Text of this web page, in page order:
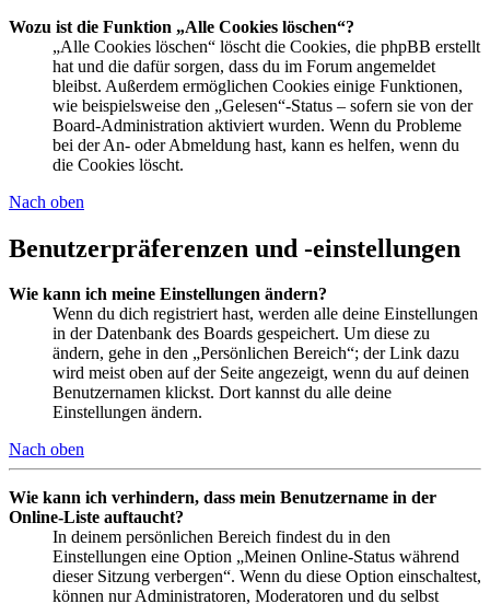
Wozu ist die Funktion „Alle Cookies löschen“?
„Alle Cookies löschen“ löscht die Cookies, die phpBB erstellt
hat und die dafür sorgen, dass du im Forum angemeldet
bleibst. Außerdem ermöglichen Cookies einige Funktionen,
wie beispielsweise den „Gelesen“-Status – sofern sie von der
Board-Administration aktiviert wurden. Wenn du Probleme
bei der An- oder Abmeldung hast, kann es helfen, wenn du
die Cookies löscht.
Nach oben
Benutzerpräferenzen und -einstellungen
Wie kann ich meine Einstellungen ändern?
Wenn du dich registriert hast, werden alle deine Einstellungen
in der Datenbank des Boards gespeichert. Um diese zu
ändern, gehe in den „Persönlichen Bereich“; der Link dazu
wird meist oben auf der Seite angezeigt, wenn du auf deinen
Benutzernamen klickst. Dort kannst du alle deine
Einstellungen ändern.
Nach oben
Wie kann ich verhindern, dass mein Benutzername in der
Online-Liste auftaucht?
In deinem persönlichen Bereich findest du in den
Einstellungen eine Option „Meinen Online-Status während
dieser Sitzung verbergen“. Wenn du diese Option einschaltest,
können nur Administratoren, Moderatoren und du selbst